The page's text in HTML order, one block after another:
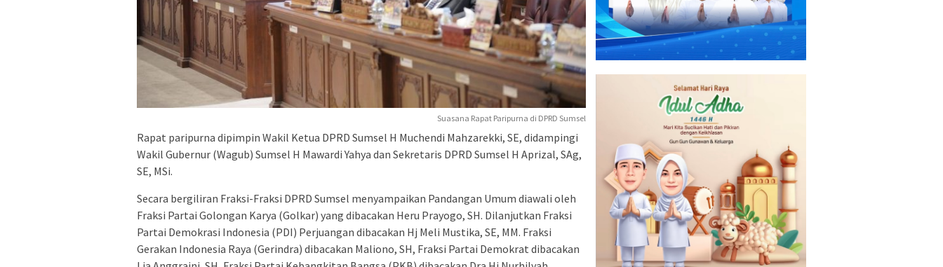
Suasana Rapat Paripurna di DPRD Sumsel
Rapat paripurna dipimpin Wakil Ketua DPRD Sumsel H Muchendi Mahzarekki, SE, didampingi
Wakil Gubernur (Wagub) Sumsel H Mawardi Yahya dan Sekretaris DPRD Sumsel H Aprizal, SAg,
SE, MSi.
Secara bergiliran Fraksi-Fraksi DPRD Sumsel menyampaikan Pandangan Umum diawali oleh
Fraksi Partai Golongan Karya (Golkar) yang dibacakan Heru Prayogo, SH. Dilanjutkan Fraksi
Partai Demokrasi Indonesia (PDI) Perjuangan dibacakan Hj Meli Mustika, SE, MM. Fraksi
Gerakan Indonesia Raya (Gerindra) dibacakan Maliono, SH, Fraksi Partai Demokrat dibacakan